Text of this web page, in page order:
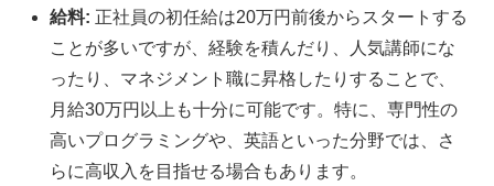
給料: 正社員の初任給は20万円前後からスタートする
ことが多いですが、経験を積んだり、人気講師にな
ったり、マネジメント職に昇格したりすることで、
月給30万円以上も十分に可能です。特に、専門性の
高いプログラミングや、英語といった分野では、さ
らに高収入を目指せる場合もあります。